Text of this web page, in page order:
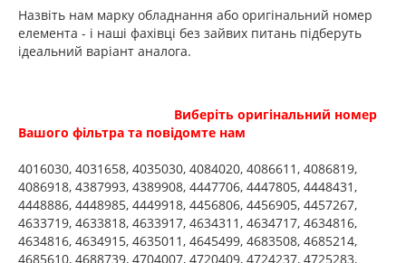
Назвіть нам марку обладнання або оригінальний номер
елемента - і наші фахівці без зайвих питань підберуть
ідеальний варіант аналога.
Виберіть оригінальний номер
Вашого фільтра та повідомте нам
4016030, 4031658, 4035030, 4084020, 4086611, 4086819,
4086918, 4387993, 4389908, 4447706, 4447805, 4448431,
4448886, 4448985, 4449918, 4456806, 4456905, 4457267,
4633719, 4633818, 4633917, 4634311, 4634717, 4634816,
4634816, 4634915, 4635011, 4645499, 4683508, 4685214,
4685610, 4688739, 4704007, 4720409, 4724237, 4725283,